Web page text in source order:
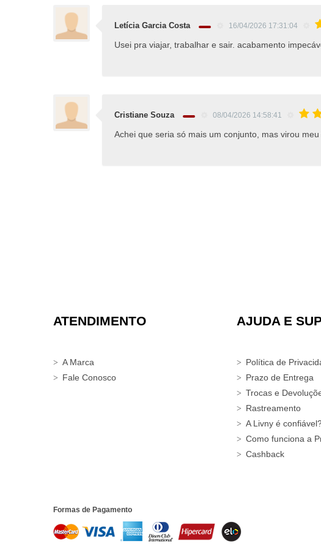
Letícia Garcia Costa 16/04/2026 17:31:04
Usei pra viajar, trabalhar e sair. acabamento
Cristiane Souza 08/04/2026 14:58:41
Achei que seria só mais um conjunto, mas virou
ATENDIMENTO
A Marca
Fale Conosco
AJUDA E
Política de
Prazo de Entrega
Trocas e
Rastreamento
A Livny é
Como funciona a
Cashback
Formas de Pagamento